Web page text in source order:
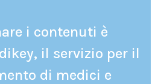
i contenuti è
il servizio per il
di medici e